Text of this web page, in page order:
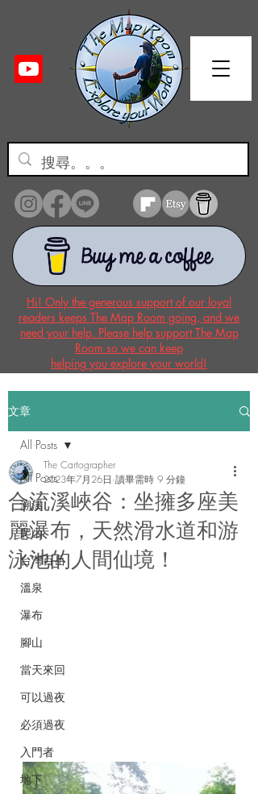
Hi! Only the generous support of our loyal
readers keeps The Map Room going, and we
need your help. Please help support The Map
Room so we can keep
helping you explore your world!
文章
All Posts
溯溪
爬山
台灣百岳
溫泉
瀑布
腳山
當天來回
可以過夜
必須過夜
入門者
地下
All Posts
合流溪峽谷：坐擁多座美
麗瀑布，天然滑水道和游
泳池的人間仙境！
The Cartographer
2023年7月26日 讀畢需時 9 分鐘